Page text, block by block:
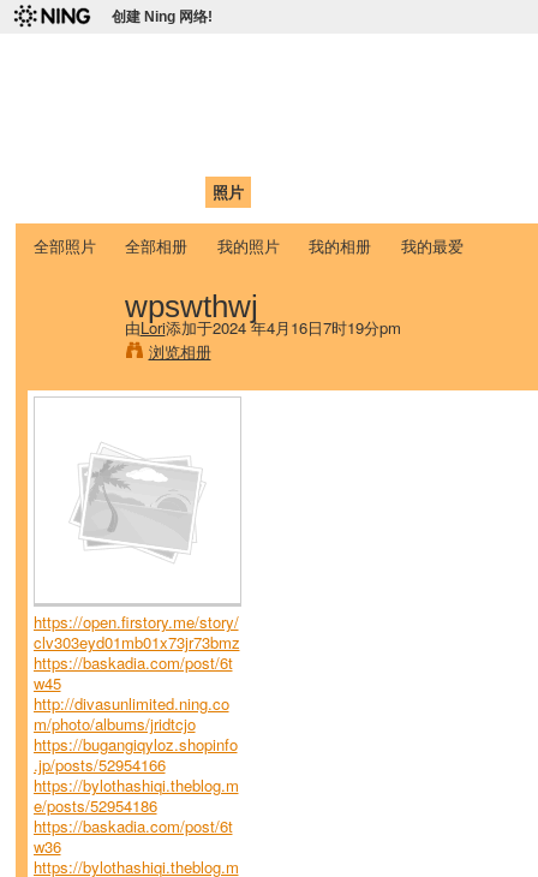
创建 Ning 网络!
照片
全部照片 全部相册 我的照片 我的相册 我的最爱
wpswthwj
由Lori添加于2024 年4月16日7时19分pm
浏览相册
https://open.firstory.me/story/
clv303eyd01mb01x73jr73bmz
https://baskadia.com/post/6t
w45
http://divasunlimited.ning.co
m/photo/albums/jridtcjo
https://bugangiqyloz.shopinfo
.jp/posts/52954166
https://bylothashiqi.theblog.m
e/posts/52954186
https://baskadia.com/post/6t
w36
https://bylothashiqi.theblog.m